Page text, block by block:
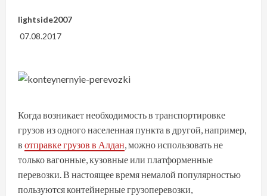
lightside2007
07.08.2017
Когда возникает необходимость в транспортировке
грузов из одного населенная пункта в другой, например,
в отправке грузов в Алдан, можно использовать не
только вагонные, кузовные или платформенные
перевозки. В настоящее время немалой популярностью
пользуются контейнерные грузоперевозки,